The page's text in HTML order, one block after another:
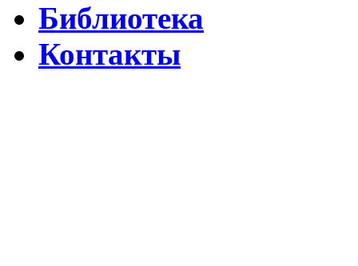
Библиотека
Контакты